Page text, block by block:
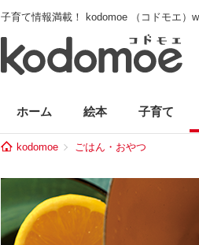
子育て情報満載！ kodomoe （コドモエ）
ホーム 絵本 子育て
kodomoe ごはん・おやつ